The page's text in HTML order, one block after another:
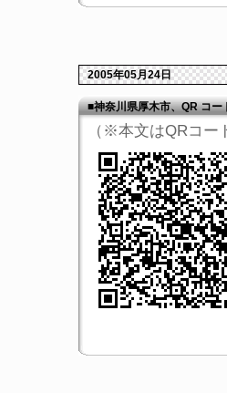
2005年05月24日
■神奈川県厚木市、QR コー
（※本文はQRコー